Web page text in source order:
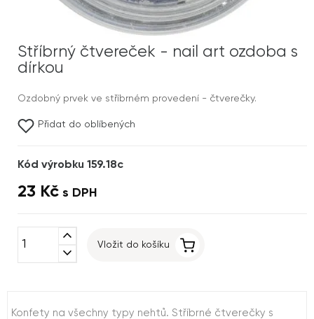
Stříbrný čtvereček - nail art ozdoba s
dírkou
Ozdobný prvek ve stříbrném provedení - čtverečky.
Přidat do oblíbených
Kód výrobku 159.18c
23 Kč s DPH
expand_less
expand_more
Vložit do košíku
Konfety na všechny typy nehtů. Stříbrné čtverečky s